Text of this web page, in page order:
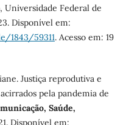
Universidade Federal de
Disponível em:
1843/59311. Acesso em: 19
Justiça reprodutiva e
pela pandemia de
Saúde,
Disponível em: